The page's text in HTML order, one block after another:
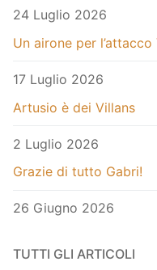
24 Luglio 2026
Un airone per l’attacco
17 Luglio 2026
Artusio è dei Villans
2 Luglio 2026
Grazie di tutto Gabri!
26 Giugno 2026
TUTTI GLI ARTICOLI